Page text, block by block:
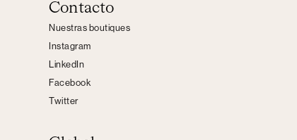
Contacto
Nuestras boutiques
Instagram
LinkedIn
Facebook
Twitter